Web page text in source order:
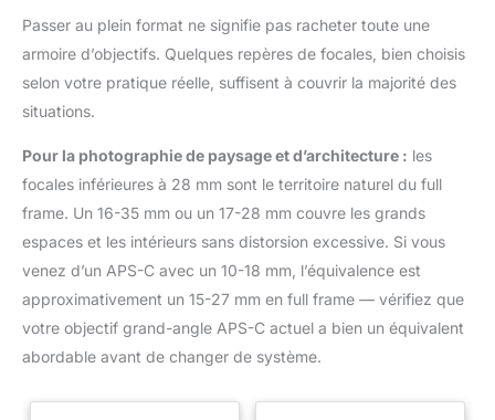
Passer au plein format ne signifie pas racheter toute une
armoire d’objectifs. Quelques repères de focales, bien choisis
selon votre pratique réelle, suffisent à couvrir la majorité des
situations.
Pour la photographie de paysage et d’architecture : les
focales inférieures à 28 mm sont le territoire naturel du full
frame. Un 16-35 mm ou un 17-28 mm couvre les grands
espaces et les intérieurs sans distorsion excessive. Si vous
venez d’un APS-C avec un 10-18 mm, l’équivalence est
approximativement un 15-27 mm en full frame — vérifiez que
votre objectif grand-angle APS-C actuel a bien un équivalent
abordable avant de changer de système.